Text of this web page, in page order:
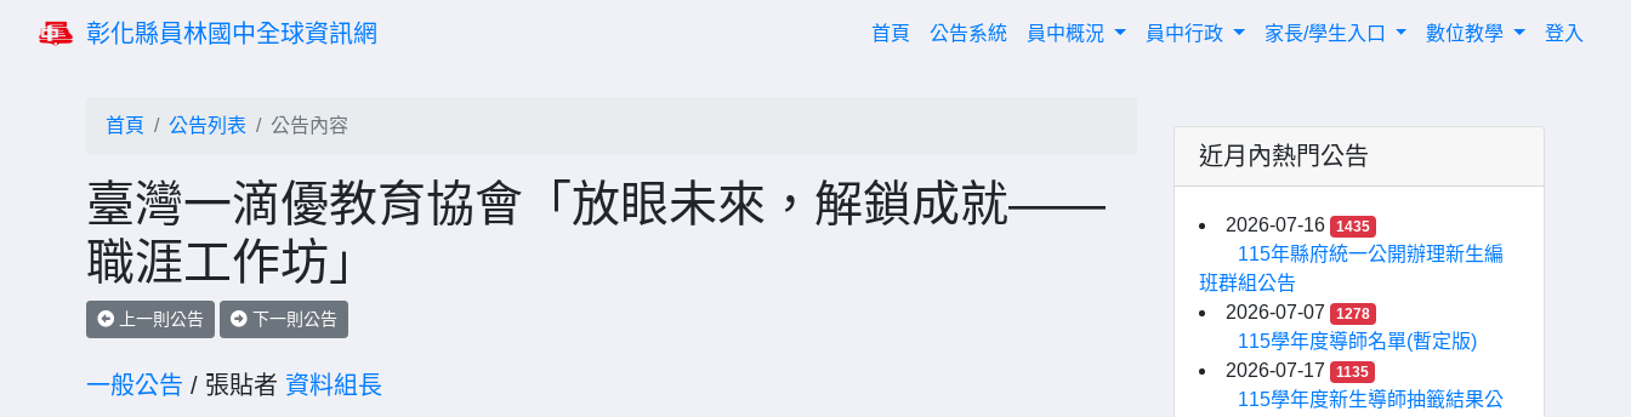
彰化縣員林國中全球資訊網 首頁 (current)
公告系統 員中概況 員中行政 家長/學生入口 數位教學 登入
首頁 公告列表 公告內容
臺灣一滴優教育協會「放眼未來，解鎖成就——
職涯工作坊」
上一則公告 下一則公告
一般公告 / 張貼者 資料組長
近月內熱門公告
2026-07-16 1435
115年縣府統一公開辦理新生編
班群組公告
2026-07-07
1278
115學年度導師名單(暫定版)
2026-07-17
1135
115學年度新生導師抽籤結果公